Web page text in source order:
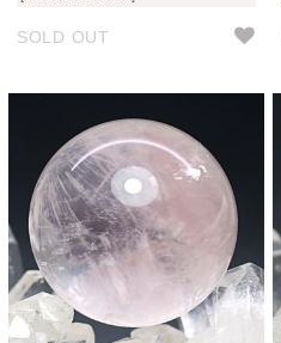
SOLD OUT